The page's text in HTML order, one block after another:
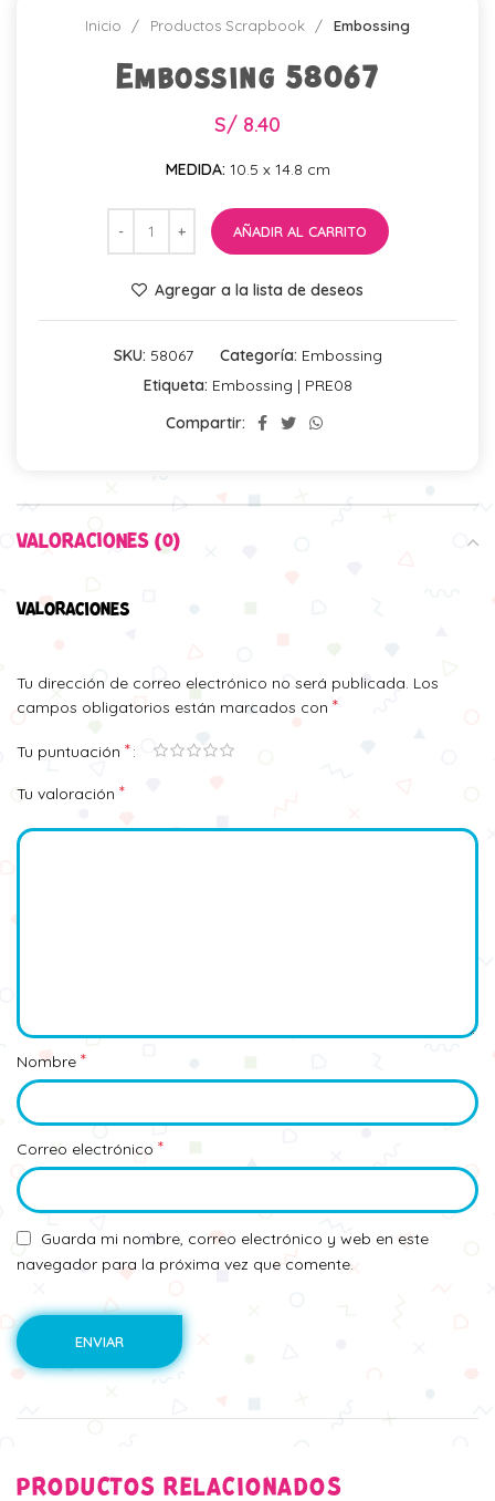
Inicio Productos Scrapbook Embossing
Embossing 58067
S/ 8.40
MEDIDA: 10.5 x 14.8 cm
AÑADIR AL CARRITO
Agregar a la lista de deseos
SKU: 58067 Categoría: Embossing
Etiqueta: Embossing | PRE08
Compartir:
VALORACIONES (0)
VALORACIONES
Tu dirección de correo electrónico no será publicada. Los
campos obligatorios están marcados con *
Tu puntuación *
Tu valoración *
Nombre *
Correo electrónico *
Guarda mi nombre, correo electrónico y web en este
navegador para la próxima vez que comente.
PRODUCTOS RELACIONADOS